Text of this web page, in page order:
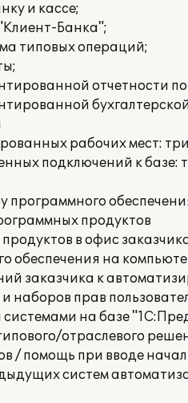
и кассе;
Банка";
типовых операций;
отчетности
рабочих мест: три
подключений к базе:
программного
продуктов
в офис
обеспечения на
заказчика к
наборов прав
системами на базе
отраслевого
/ помощь при вводе
систем